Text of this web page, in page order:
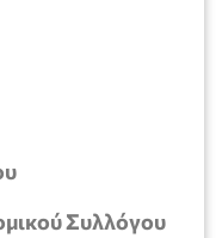
Συλλόγου